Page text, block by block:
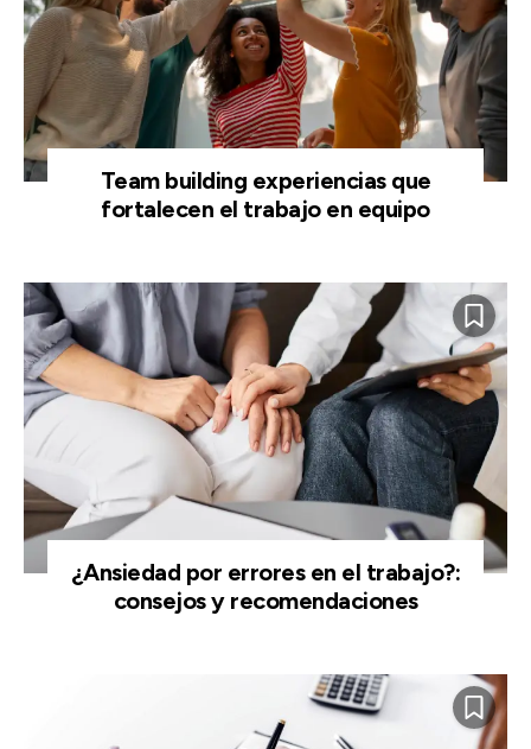
Team building experiencias que
fortalecen el trabajo en equipo
¿Ansiedad por errores en el trabajo?:
consejos y recomendaciones